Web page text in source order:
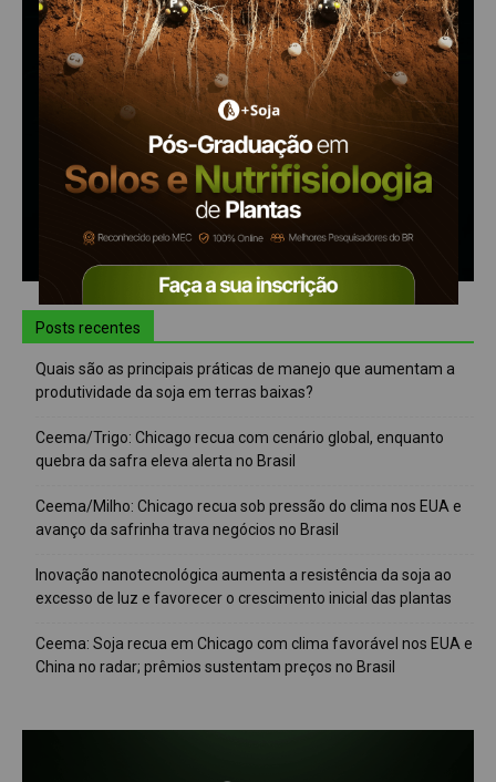
Posts recentes
Quais são as principais práticas de manejo que aumentam a
produtividade da soja em terras baixas?
Ceema/Trigo: Chicago recua com cenário global, enquanto
quebra da safra eleva alerta no Brasil
Ceema/Milho: Chicago recua sob pressão do clima nos EUA e
avanço da safrinha trava negócios no Brasil
Inovação nanotecnológica aumenta a resistência da soja ao
excesso de luz e favorecer o crescimento inicial das plantas
Ceema: Soja recua em Chicago com clima favorável nos EUA e
China no radar; prêmios sustentam preços no Brasil